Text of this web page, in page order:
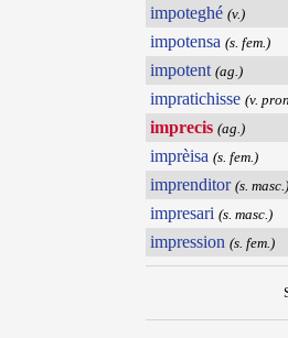
impoteghé (v.)
impotensa (s. fem.)
impotent (ag.)
impratichisse (v.
imprecis (ag.)
imprèisa (s. fem.)
imprenditor (s. masc.)
impresari (s. masc.)
impression (s. fem.)